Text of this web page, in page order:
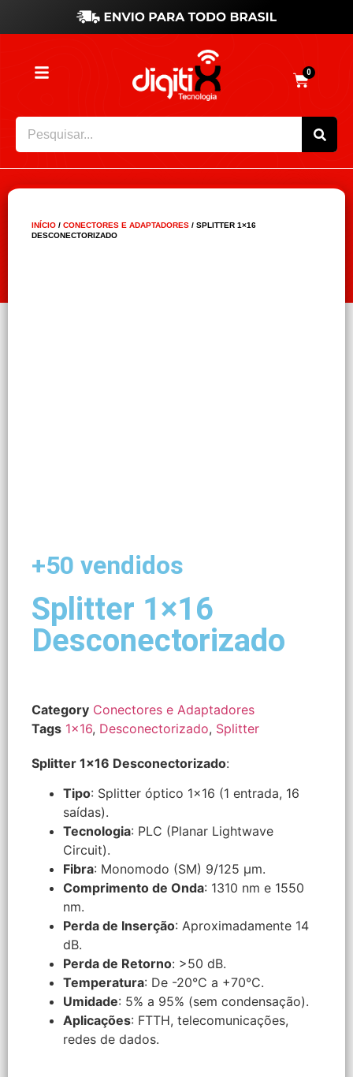
0
INÍCIO / CONECTORES E ADAPTADORES / SPLITTER 1×16
DESCONECTORIZADO
+50 vendidos
Splitter 1×16
Desconectorizado
Category Conectores e Adaptadores
Tags 1x16, Desconectorizado, Splitter
Splitter 1×16 Desconectorizado:
Tipo: Splitter óptico 1×16 (1 entrada, 16
saídas).
Tecnologia: PLC (Planar Lightwave
Circuit).
Fibra: Monomodo (SM) 9/125 µm.
Comprimento de Onda: 1310 nm e 1550
nm.
Perda de Inserção: Aproximadamente 14
dB.
Perda de Retorno: >50 dB.
Temperatura: De -20°C a +70°C.
Umidade: 5% a 95% (sem condensação).
Aplicações: FTTH, telecomunicações,
redes de dados.